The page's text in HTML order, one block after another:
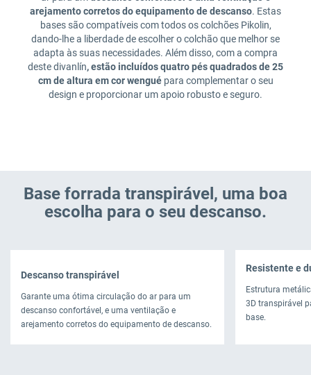
arejamento corretos do equipamento de descanso. Estas
bases são compatíveis com todos os colchões Pikolin,
dando-lhe a liberdade de escolher o colchão que melhor se
adapta às suas necessidades. Além disso, com a compra
deste divanlín, estão incluídos quatro pés quadrados de 25
cm de altura em cor wenguépara complementar o seu
design e proporcionar um apoio robusto e seguro.
Base forrada transpirável, uma boa
escolha para o seu descanso.
Descanso transpirável
Garante uma ótima circulação do ar para um
descanso confortável, e uma ventilação e
arejamento corretos do equipamento de descanso.
Resistente e
Estrutura
3D transpirável
base.